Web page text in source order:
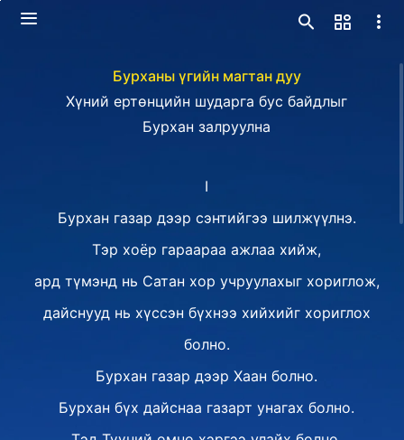
Бурханы үгийн магтан дуу
Хүний ертөнцийн шударга бус байдлыг
Бурхан залруулна
I
Бурхан газар дээр сэнтийгээ шилжүүлнэ.
Тэр хоёр гараараа ажлаа хийж,
ард түмэнд нь Сатан хор учруулахыг хориглож,
дайснууд нь хүссэн бүхнээ хийхийг хориглох
болно.
Бурхан газар дээр Хаан болно.
Бурхан бүх дайснаа газарт унагах болно.